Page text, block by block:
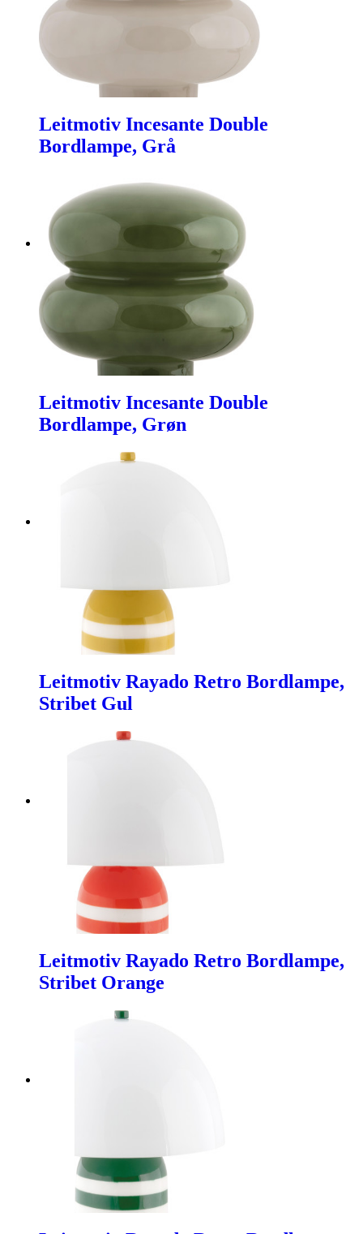
Leitmotiv Incesante Double
Bordlampe, Grå
Leitmotiv Incesante Double
Bordlampe, Grøn
Leitmotiv Rayado Retro Bordlampe,
Stribet Gul
Leitmotiv Rayado Retro Bordlampe,
Stribet Orange